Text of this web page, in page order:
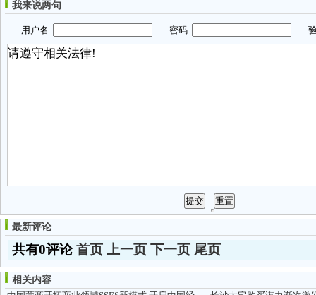
我来说两句
用户名 密码 验
最新评论
共有0评论首页 上一页 下一页 尾页
相关内容